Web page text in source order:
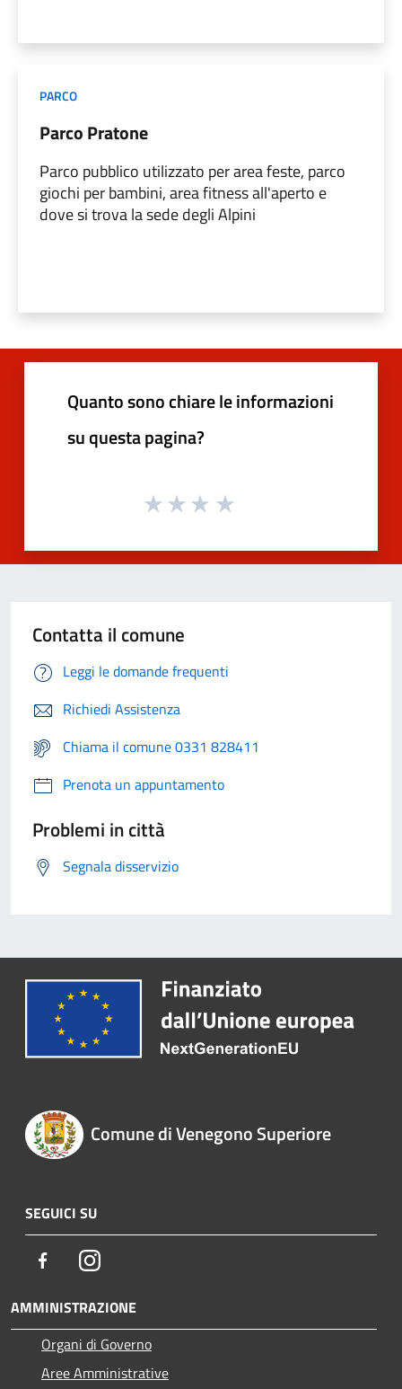
PARCO
Parco Pratone
Parco pubblico utilizzato per area feste, parco
giochi per bambini, area fitness all'aperto e
dove si trova la sede degli Alpini
Quanto sono chiare le informazioni
su questa pagina?
Contatta il comune
Leggi le domande frequenti
Richiedi Assistenza
Chiama il comune 0331 828411
Prenota un appuntamento
Problemi in città
Segnala disservizio
Comune di Venegono Superiore
SEGUICI SU
FacebookInstagram
AMMINISTRAZIONE
Organi di Governo
Aree Amministrative